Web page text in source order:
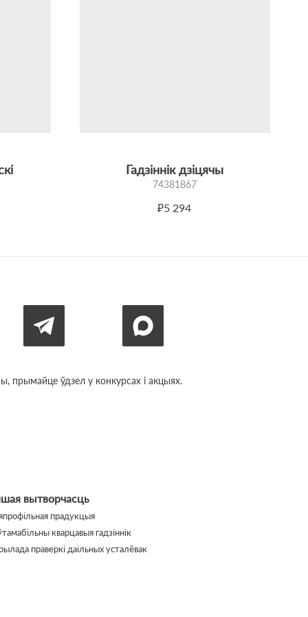
Гадзіннік дзіцячы
74381867
₽5 294
прымайце ўдзел у конкурсах і акцыях.
вытворчасць
прадукцыя
кварцавыя гадзіннік
праверкі даільных усталёвак